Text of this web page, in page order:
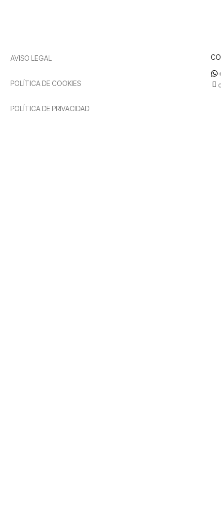
AVISO LEGAL
POLÍTICA DE COOKIES
POLÍTICA DE PRIVACIDAD